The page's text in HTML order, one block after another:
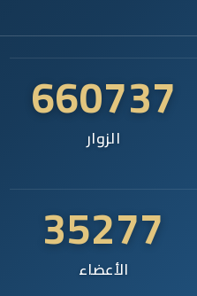
660737
الزوار
35277
الأعضاء